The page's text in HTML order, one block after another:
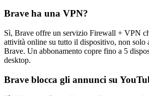
Brave ha una VPN?
Sì, Brave offre un servizio Firewall + VPN
attività online su tutto il dispositivo, non solo
Brave. Un abbonamento copre fino a 5
desktop.
Brave blocca gli annunci su